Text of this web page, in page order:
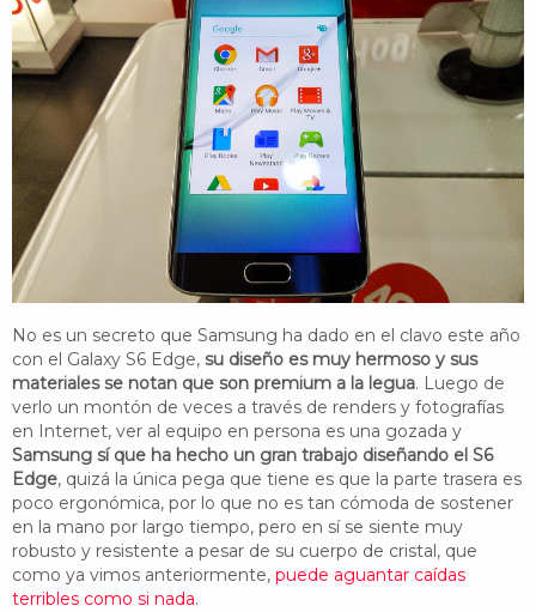
No es un secreto que Samsung ha dado en el clavo este año
con el Galaxy S6 Edge, su diseño es muy hermoso y sus
materiales se notan que son premium a la legua. Luego de
verlo un montón de veces a través de renders y fotografías
en Internet, ver al equipo en persona es una gozada y
Samsung sí que ha hecho un gran trabajo diseñando el S6
Edge, quizá la única pega que tiene es que la parte trasera es
poco ergonómica, por lo que no es tan cómoda de sostener
en la mano por largo tiempo, pero en sí se siente muy
robusto y resistente a pesar de su cuerpo de cristal, que
como ya vimos anteriormente, puede aguantar caídas
terribles como si nada.